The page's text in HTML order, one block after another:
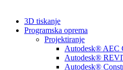
3D tiskanje
Programska oprema
Projektiranje
Autodesk® AEC
Autodesk®
Autodesk®